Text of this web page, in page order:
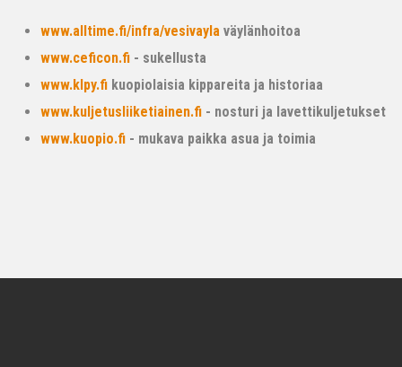
www.alltime.fi/infra/vesivayla väylänhoitoa
www.ceficon.fi - sukellusta
www.klpy.fi kuopiolaisia kippareita ja historiaa
www.kuljetusliiketiainen.fi - nosturi ja lavettikuljetukset
www.kuopio.fi - mukava paikka asua ja toimia